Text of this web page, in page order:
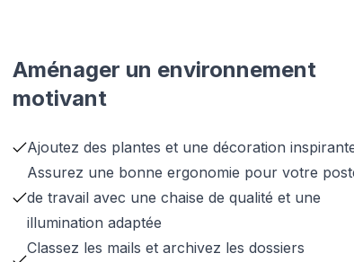
Aménager un environnement
motivant
Ajoutez des plantes et une décoration
Assurez une bonne ergonomie pour votre
de travail avec une chaise de qualité et une
illumination adaptée
Classez les mails et archivez les dossiers